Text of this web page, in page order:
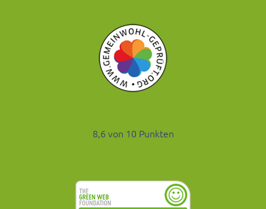
8,6 von 10 Punkten